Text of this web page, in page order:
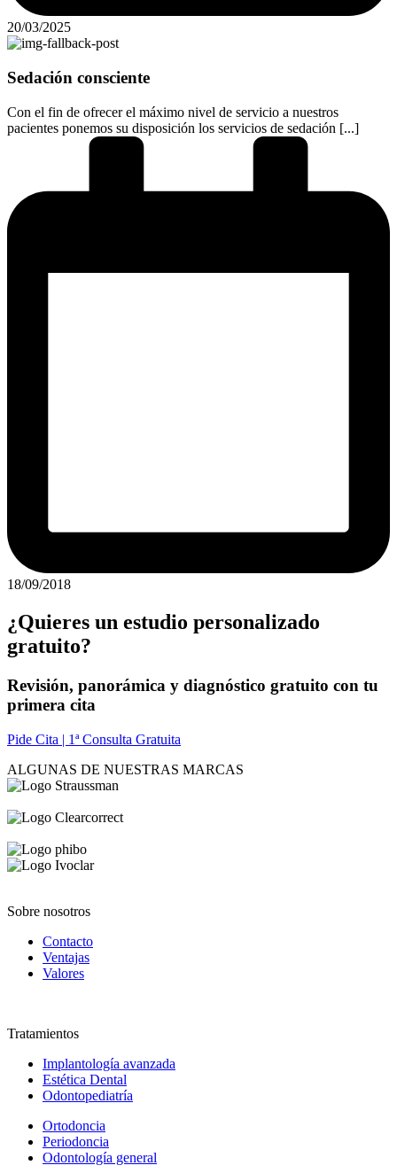
20/03/2025
Sedación consciente
Con el fin de ofrecer el máximo nivel de servicio a nuestros
pacientes ponemos su disposición los servicios de sedación [...]
18/09/2018
¿Quieres un estudio personalizado
gratuito?
Revisión, panorámica y diagnóstico gratuito con tu
primera cita
Pide Cita | 1ª Consulta Gratuita
ALGUNAS DE NUESTRAS MARCAS
Sobre nosotros
Contacto
Ventajas
Valores
Tratamientos
Implantología avanzada
Estética Dental
Odontopediatría
Ortodoncia
Periodoncia
Odontología general